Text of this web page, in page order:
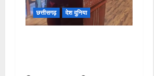
छत्तीसगढ़ देश दुनिया